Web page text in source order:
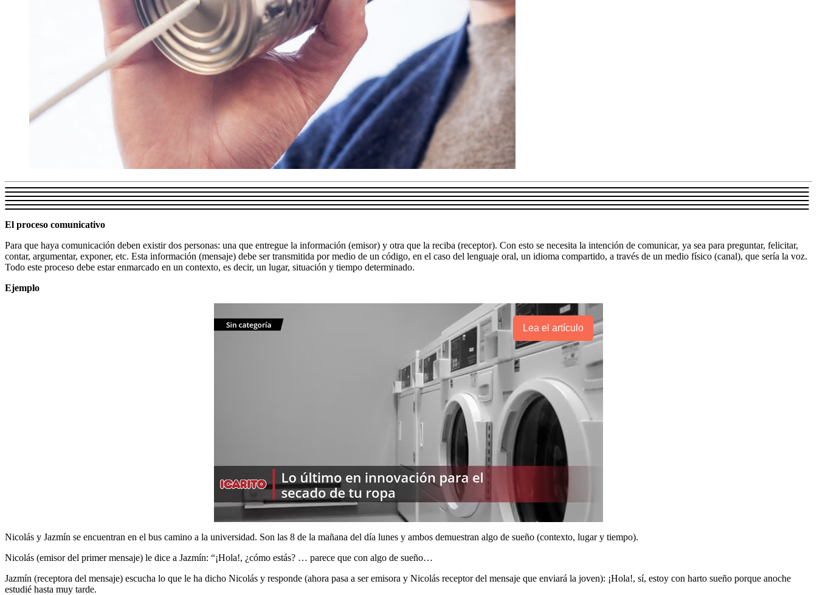
El proceso comunicativo
Para que haya comunicación deben existir dos personas: una que entregue la información (emisor) y otra que la reciba (receptor). Con esto se necesita la intención de comunicar, ya sea para preguntar, felicitar,
contar, argumentar, exponer, etc. Esta información (mensaje) debe ser transmitida por medio de un código, en el caso del lenguaje oral, un idioma compartido, a través de un medio físico (canal), que sería la voz.
Todo este proceso debe estar enmarcado en un contexto, es decir, un lugar, situación y tiempo determinado.
Ejemplo
Lea el artículo
Nicolás y Jazmín se encuentran en el bus camino a la universidad. Son las 8 de la mañana del día lunes y ambos demuestran algo de sueño (contexto, lugar y tiempo).
Nicolás (emisor del primer mensaje) le dice a Jazmín: “¡Hola!, ¿cómo estás? … parece que con algo de sueño…
Jazmín (receptora del mensaje) escucha lo que le ha dicho Nicolás y responde (ahora pasa a ser emisora y Nicolás receptor del mensaje que enviará la joven): ¡Hola!, sí, estoy con harto sueño porque anoche
estudié hasta muy tarde.